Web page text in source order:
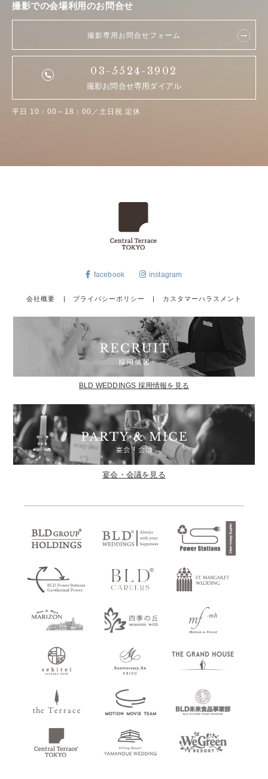
撮影での会場利用のお問合せ
撮影専用お問合せフォーム
03-5524-3902
撮影お問合せ専用ダイアル
平日 10：00～18：00／土日祝 定休
facebook instagram
会社概要 | プライバシーポリシー | カスタマーハラスメント
BLD WEDDINGS 採用情報を見る
宴会・会議を見る